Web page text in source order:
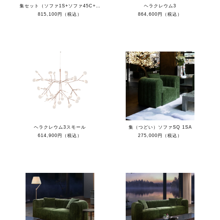
815,100円（税込）
ヘラクレウム3
864,600円（税込）
ヘラクレウム3スモール
614,900円（税込）
集（つどい）ソファSQ 1SA
275,000円（税込）